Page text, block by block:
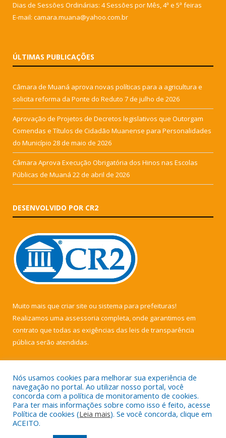
Dias de Sessões Ordinárias: 4 Sessões por Mês, 4ª e 5ª feiras
E-mail: camara.muana@yahoo.com.br
ÚLTIMAS PUBLICAÇÕES
Câmara de Muaná aprova novas políticas para a agricultura e
solicita reforma da Ponte do Reduto 7 de julho de 2026
Aprovação de Projetos de Decretos legislativos que Outorgam
Comendas e Títulos de Cidadão Muanense para Personalidades
do Município 28 de maio de 2026
Câmara Aprova Execução Obrigatória dos Hinos nas Escolas
Públicas de Muaná 22 de abril de 2026
DESENVOLVIDO POR CR2
Muito mais que criar site ou sistema para prefeituras!
Realizamos uma assessoria completa, onde garantimos em
contrato que todas as exigências das leis de transparência
pública serão atendidas.
Todos os direitos reservados a Câmara Municipal de Muaná.
Nós usamos cookies para melhorar sua experiência de
navegação no portal. Ao utilizar nosso portal, você
concorda com a política de monitoramento de cookies.
Para ter mais informações sobre como isso é feito, acesse
Política de cookies (Leia mais). Se você concorda, clique em
ACEITO.